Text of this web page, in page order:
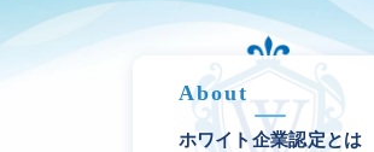
About
ホワイト企業認定とは